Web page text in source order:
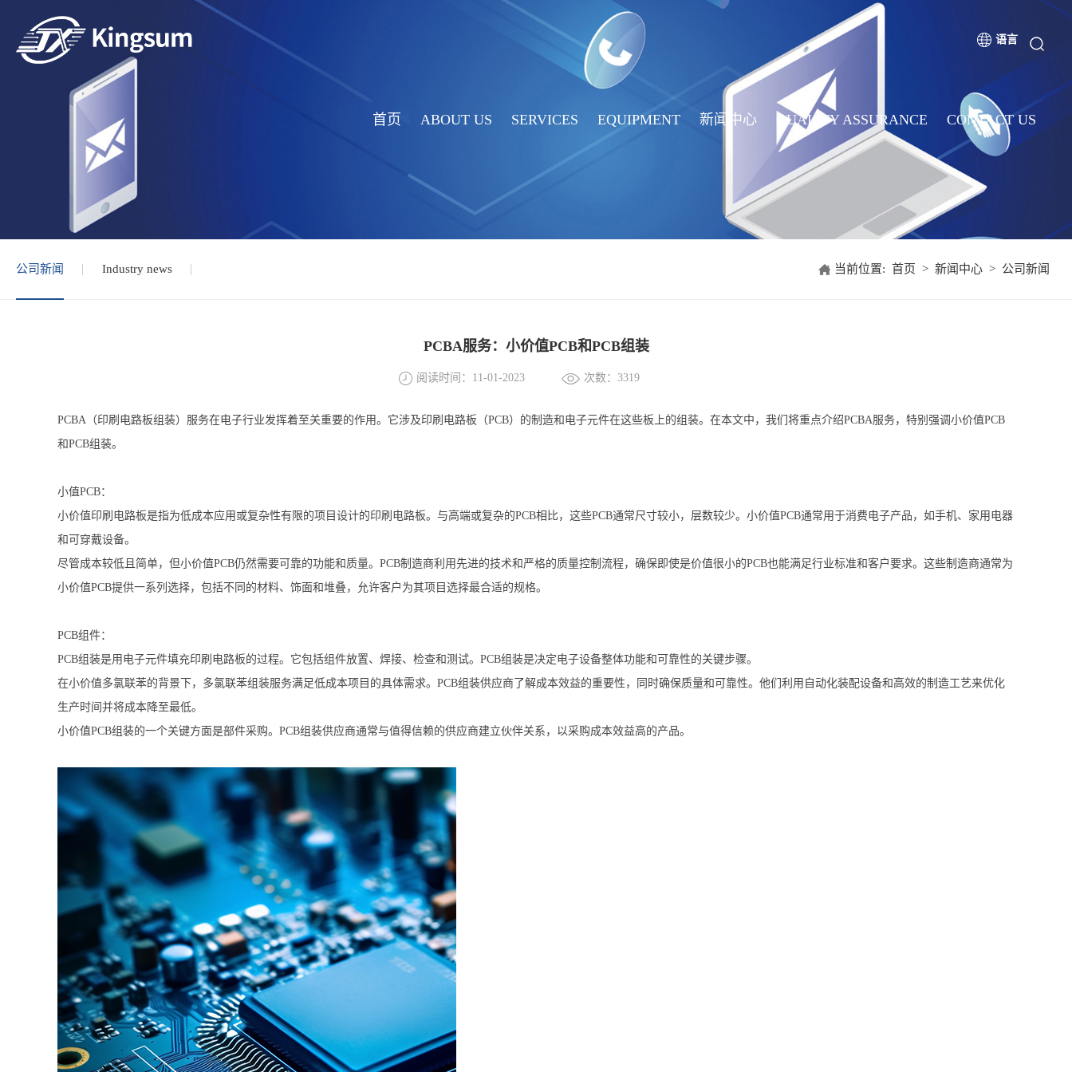
语言
首页 ABOUT US SERVICES EQUIPMENT 新闻中心 QUALITY ASSURANCE CONTACT US
公司新闻 Industry news 当前位置: 首页 > 新闻中心 > 公司新闻
PCBA服务：小价值PCB和PCB组装
阅读时间：11-01-2023 次数：3319
PCBA（印刷电路板组装）服务在电子行业发挥着至关重要的作用。它涉及印刷电路板（PCB）的制造和电子元件在这些板上的组装。在本文中，我们将重点介绍PCBA服务，特别强调小价值PCB
和PCB组装。
小值PCB：
小价值印刷电路板是指为低成本应用或复杂性有限的项目设计的印刷电路板。与高端或复杂的PCB相比，这些PCB通常尺寸较小，层数较少。小价值PCB通常用于消费电子产品，如手机、家用电器
和可穿戴设备。
尽管成本较低且简单，但小价值PCB仍然需要可靠的功能和质量。PCB制造商利用先进的技术和严格的质量控制流程，确保即使是价值很小的PCB也能满足行业标准和客户要求。这些制造商通常为
小价值PCB提供一系列选择，包括不同的材料、饰面和堆叠，允许客户为其项目选择最合适的规格。
PCB组件：
PCB组装是用电子元件填充印刷电路板的过程。它包括组件放置、焊接、检查和测试。PCB组装是决定电子设备整体功能和可靠性的关键步骤。
在小价值多氯联苯的背景下，多氯联苯组装服务满足低成本项目的具体需求。PCB组装供应商了解成本效益的重要性，同时确保质量和可靠性。他们利用自动化装配设备和高效的制造工艺来优化
生产时间并将成本降至最低。
小价值PCB组装的一个关键方面是部件采购。PCB组装供应商通常与值得信赖的供应商建立伙伴关系，以采购成本效益高的产品。